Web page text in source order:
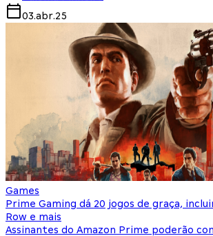
03.abr.25
Games
Prime Gaming dá 20 jogos de graça,
Row e mais
Assinantes do Amazon Prime poderão